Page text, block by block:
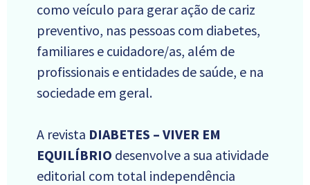
como veículo para gerar ação de cariz
preventivo, nas pessoas com diabetes,
familiares e cuidadore/as, além de
profissionais e entidades de saúde, e na
sociedade em geral.
A revista DIABETES – VIVER EM
EQUILÍBRIO desenvolve a sua atividade
editorial com total independência